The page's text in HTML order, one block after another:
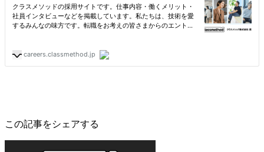
この記事をシェアする